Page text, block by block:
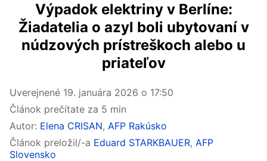
Výpadok elektriny v Berlíne:
Žiadatelia o azyl boli ubytovaní v
núdzových prístreškoch alebo u
priateľov
Uverejnené 19. januára 2026 o 17:50
Článok prečítate za 5 min
Autor: Elena CRISAN, AFP Rakúsko
Článok preložil/-a Eduard STARKBAUER, AFP
Slovensko